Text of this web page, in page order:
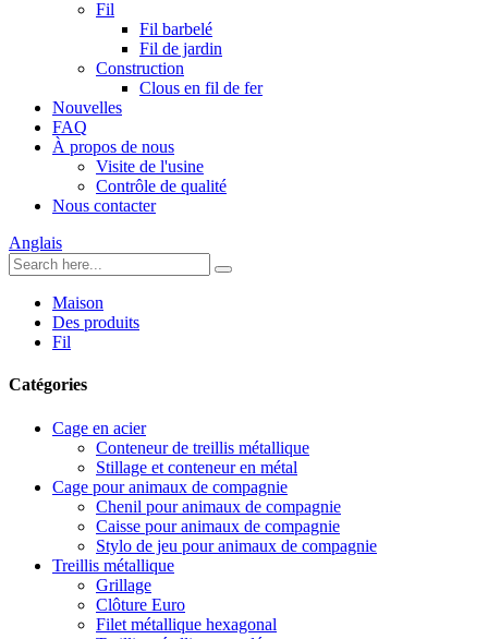
Fil
Fil barbelé
Fil de jardin
Construction
Clous en fil de fer
Nouvelles
FAQ
À propos de nous
Visite de l'usine
Contrôle de qualité
Nous contacter
Anglais
Maison
Des produits
Fil
Catégories
Cage en acier
Conteneur de treillis métallique
Stillage et conteneur en métal
Cage pour animaux de compagnie
Chenil pour animaux de compagnie
Caisse pour animaux de compagnie
Stylo de jeu pour animaux de compagnie
Treillis métallique
Grillage
Clôture Euro
Filet métallique hexagonal